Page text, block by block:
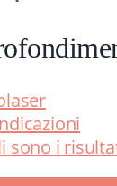
sono i